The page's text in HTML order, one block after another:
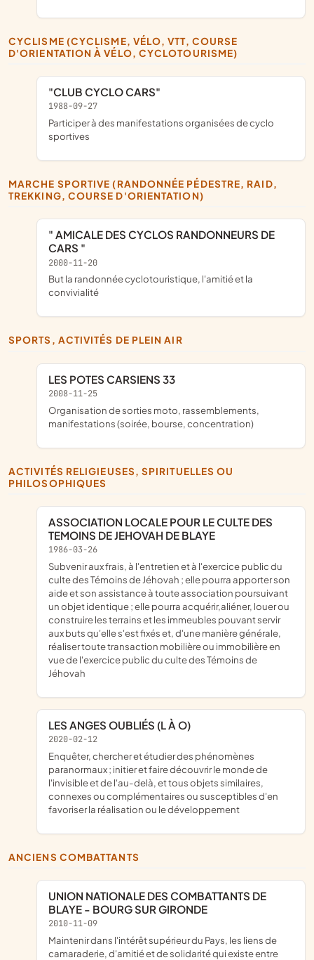
CYCLISME (CYCLISME, VÉLO, VTT, COURSE
D'ORIENTATION À VÉLO, CYCLOTOURISME)
"CLUB CYCLO CARS"
1988-09-27
participer à des manifestations organisées de cyclo
sportives
MARCHE SPORTIVE (RANDONNÉE PÉDESTRE, RAID,
TREKKING, COURSE D'ORIENTATION)
" AMICALE DES CYCLOS RANDONNEURS DE
CARS "
2000-11-20
but la randonnée cyclotouristique, l'amitié et la
convivialité
SPORTS, ACTIVITÉS DE PLEIN AIR
LES POTES CARSIENS 33
2008-11-25
organisation de sorties moto, rassemblements,
manifestations (soirée, bourse, concentration)
ACTIVITÉS RELIGIEUSES, SPIRITUELLES OU
PHILOSOPHIQUES
ASSOCIATION LOCALE POUR LE CULTE DES
TEMOINS DE JEHOVAH DE BLAYE
1986-03-26
subvenir aux frais, à l'entretien et à l'exercice public du
culte des Témoins de Jéhovah ; elle pourra apporter son
aide et son assistance à toute association poursuivant
un objet identique ; elle pourra acquérir,aliéner, louer ou
construire les terrains et les immeubles pouvant servir
aux buts qu'elle s'est fixés et, d'une manière générale,
réaliser toute transaction mobilière ou immobilière en
vue de l'exercice public du culte des Témoins de
Jéhovah
LES ANGES OUBLIÉS (L À O)
2020-02-12
enquêter, chercher et étudier des phénomènes
paranormaux ; initier et faire découvrir le monde de
l'invisible et de l'au-delà, et tous objets similaires,
connexes ou complémentaires ou susceptibles d'en
favoriser la réalisation ou le développement
ANCIENS COMBATTANTS
UNION NATIONALE DES COMBATTANTS DE
BLAYE - BOURG SUR GIRONDE
2010-11-09
maintenir dans l'intérêt supérieur du Pays, les liens de
camaraderie, d'amitié et de solidarité qui existe entre